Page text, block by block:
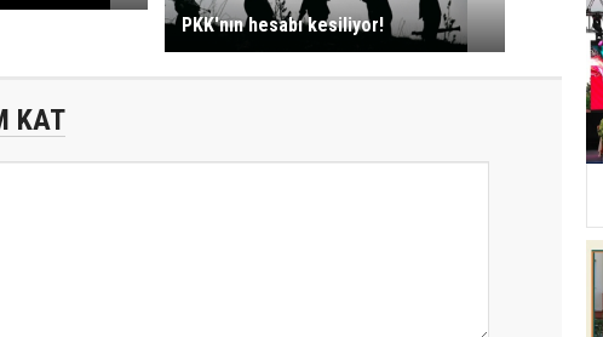
PKK'nın hesabı kesiliyor!
KAT